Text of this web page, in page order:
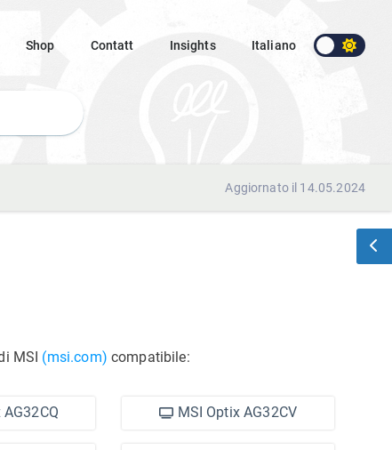
Shop Contatt Insights Italiano
Aggiornato il 14.05.2024
MSI (msi.com) compatibile:
MSI Optix AG32CV